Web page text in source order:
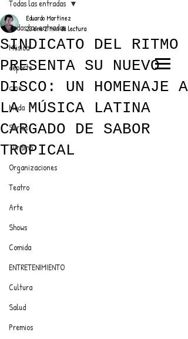
ANUNCIATE CON NOSOTROS
PARA MÁS INFORMACIÓN:
dinamicaseltrendytop@gmail.com
EL TRENDY TOP
CON EDDY MARTINEZ
Todas las entradas
Música
deporte
cine
Moda
Series
Turismo
Organizaciones
Teatro
Arte
Shows
Comida
ENTRETENIMIENTO
Cultura
Salud
Premios
Todas las entradas
SINDICATO DEL RITMO
PRESENTA SU NUEVO
DISCO: UN HOMENAJE A
LA MÚSICA LATINA
CARGADO DE SABOR
TROPICAL
Eduardo Martínez
23 ene2 min de lectura